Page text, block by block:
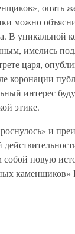
опять
можно
В уникальной
имелись
царя,
коронации
интерес
этике.
и
собой новую
каменщиков»